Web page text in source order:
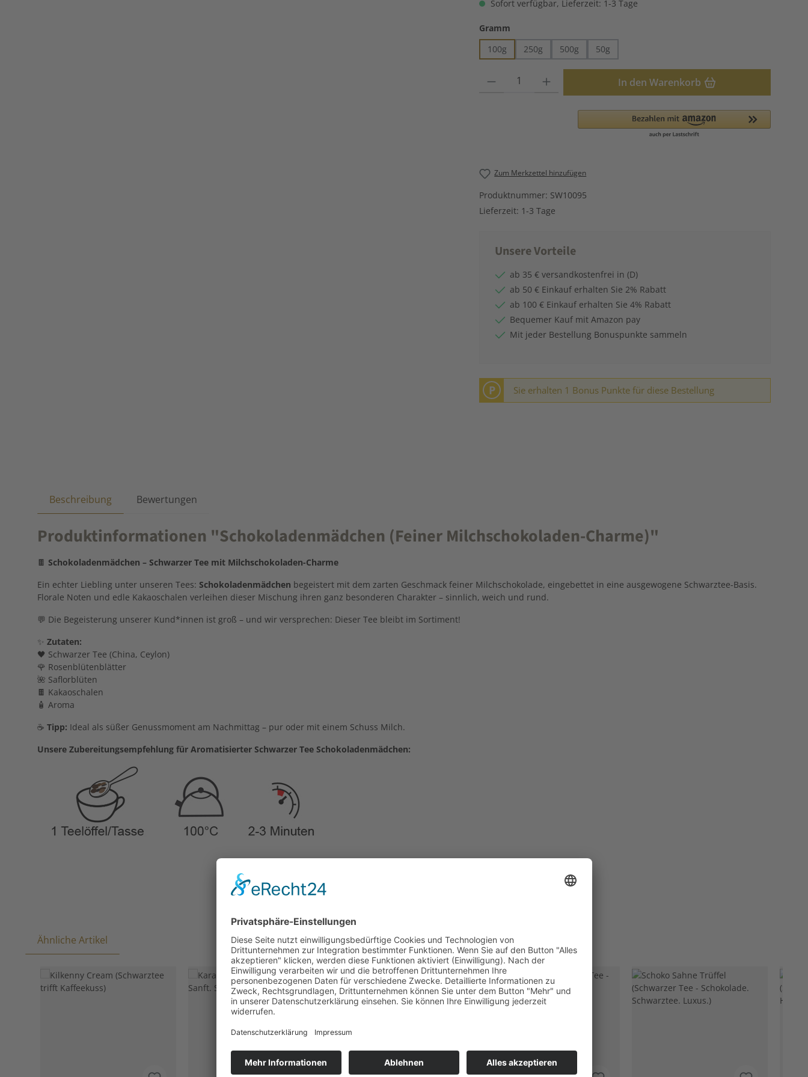
Sofort verfügbar, Lieferzeit: 1-3 Tage
Gramm
100g
250g 500g 50g
Produkt Anzahl: Gib den gewünschten Wert ein oder benutze die Schaltflächen
In den Warenkorb
Zum Merkzettel hinzufügen
Produktnummer: SW10095
Lieferzeit: 1-3 Tage
Unsere Vorteile
ab 35 € versandkostenfrei in (D)
ab 50 € Einkauf erhalten Sie 2% Rabatt
ab 100 € Einkauf erhalten Sie 4% Rabatt
Bequemer Kauf mit Amazon pay
Mit jeder Bestellung Bonuspunkte sammeln
P Sie erhalten 1 Bonus Punkte für diese Bestellung
Beschreibung Bewertungen
Produktinformationen "Schokoladenmädchen (Feiner Milchschokoladen-Charme)"
🍫 Schokoladenmädchen – Schwarzer Tee mit Milchschokoladen-Charme
Ein echter Liebling unter unseren Tees: Schokoladenmädchen begeistert mit dem zarten Geschmack feiner Milchschokolade, eingebettet in eine ausgewogene Schwarztee-Basis.
Florale Noten und edle Kakaoschalen verleihen dieser Mischung ihren ganz besonderen Charakter – sinnlich, weich und rund.
💬 Die Begeisterung unserer Kund*innen ist groß – und wir versprechen: Dieser Tee bleibt im Sortiment!
✨ Zutaten:
🖤 Schwarzer Tee (China, Ceylon)
🌹 Rosenblütenblätter
🌺 Saflorblüten
🍫 Kakaoschalen
🧴 Aroma
☕ Tipp: Ideal als süßer Genussmoment am Nachmittag – pur oder mit einem Schuss Milch.
Unsere Zubereitungsempfehlung für Aromatisierter Schwarzer Tee Schokoladenmädchen:
Ähnliche Artikel
Produktgalerie überspringen